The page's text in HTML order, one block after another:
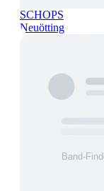
SCHOPS
Neuötting